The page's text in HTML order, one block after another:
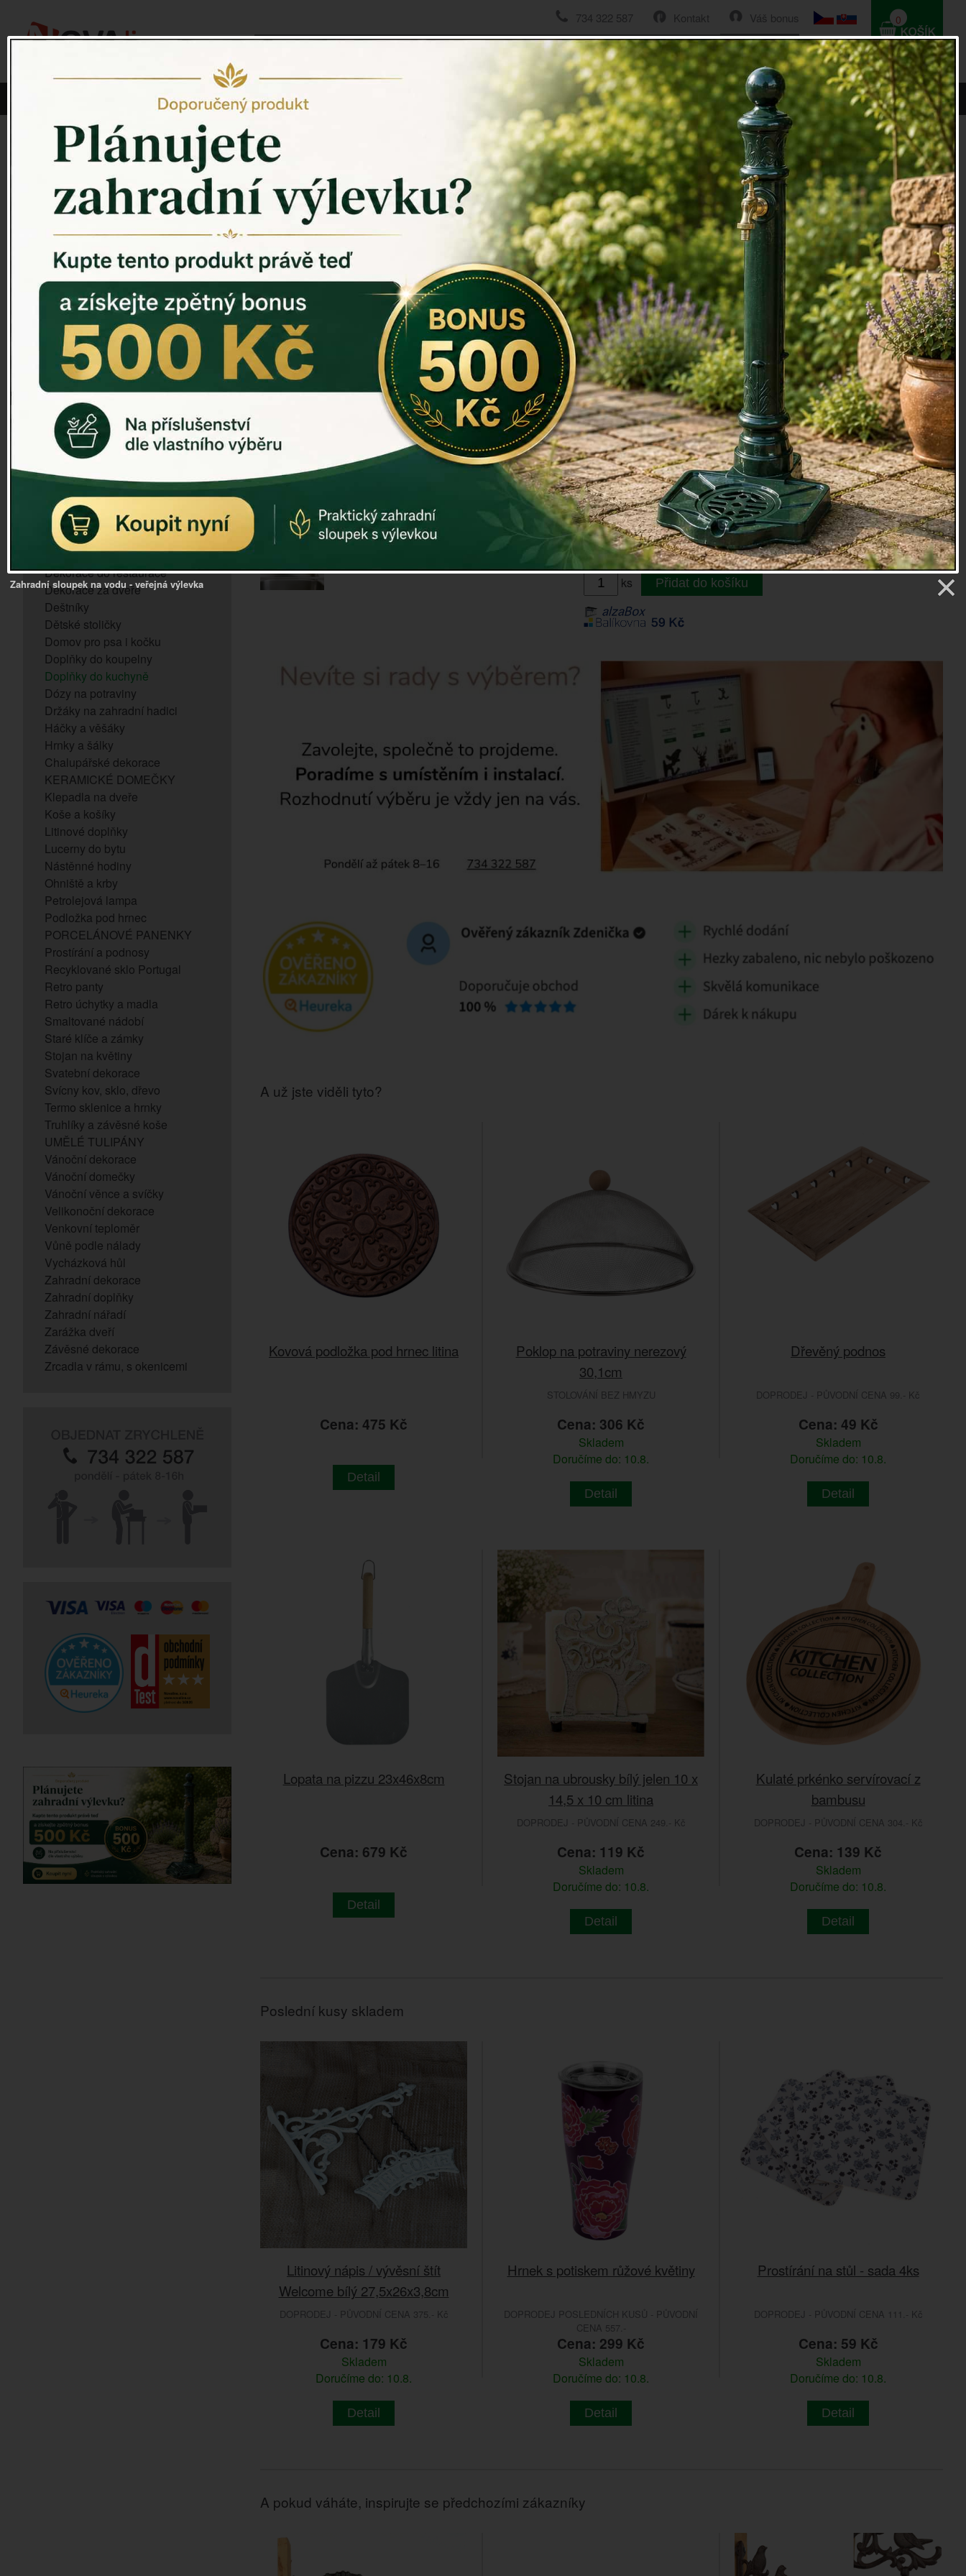
Váš bonus
Kontakt
734 322 587
HLEDAT
0
0 Kč
Vyberte si kategorii: NOVINKY
PÍTKO PRO PTÁKY
ZAHRADNÍ SOCHY
ZAHRADNÍ UMYVADLA
PTAČÍ BUDKY
Litinové škrabáky na boty
DEKORACE NA HROB
RETRO KONZOLE
Domovní čísla - litina
DEKORACE NA ZEĎ
ZVONKOHRA
ZVONY A ZVONKY
PTAČÍ KRMÍTKA
SLUNEČNÍ HODINY
Dózy na brambory a zeleninu
VÝPRODEJ - poslední kusy
Andělé, něžné sošky
Aroma lampy
Buddha soška
BUDKY PRO SÝKORKY
Budky pro vrabce
Bytový textil
Dárky pro muže
Dekorace do bytu
Dekorace do restaurace
Dekorace za dveře
Deštníky
Dětské stoličky
Domov pro psa i kočku
Doplňky do koupelny
Doplňky do kuchyně
Dózy na potraviny
Držáky na zahradní hadici
Háčky a věšáky
Hrnky a šálky
Chalupářské dekorace
KERAMICKÉ DOMEČKY
Klepadla na dveře
Koše a košíky
Litinové doplňky
Lucerny do bytu
Nástěnné hodiny
Ohniště a krby
Petrolejová lampa
Podložka pod hrnec
PORCELÁNOVÉ PANENKY
Prostírání a podnosy
Recyklované sklo Portugal
Retro panty
Retro úchytky a madla
Smaltované nádobí
Staré klíče a zámky
Stojan na květiny
Svatební dekorace
Svícny kov, sklo, dřevo
Termo sklenice a hrnky
Truhlíky a závěsné koše
UMĚLÉ TULIPÁNY
Vánoční dekorace
Vánoční domečky
Vánoční věnce a svíčky
Velikonoční dekorace
Venkovní teploměr
Vůně podle nálady
Vycházková hůl
Zahradní dekorace
Zahradní doplňky
Zahradní nářadí
Zarážka dveří
Závěsné dekorace
Zrcadla v rámu, s okenicemi
Venkovský domov Kovový držák do kuchyně 10.7 x 15.8 x 13 cm
Kovový držák do kuchyně 10.7 x 15.8 x 13 cm
Kovový držákdo kuchyně, vhodný na houbičky a drátěnky
Praktickýkovový držák můžete umístit na zeď poblíž kuchyňského
umyvadla a nechat tak vysušit houbičky a drátěnky bez toho, aniž by
zatuchly.
Rozměry: 10,7 x 15,8 x 13 cm
Materiál: kov
Záruka: 2 roky
Kód:E1065
Další parametry
Cena: 199 Kč
Skladem
Doručíme do: 10.8.
ks
Přidat do košíku
A už jste viděli tyto?
Kovová podložka pod hrnec litina
Cena: 475 Kč
Detail
Poklop na potraviny nerezový
30,1cm
STOLOVÁNÍ BEZ HMYZU
Cena: 306 Kč
Skladem
Doručíme do: 10.8.
Detail
Dřevěný podnos
DOPRODEJ - PŮVODNÍ CENA 99.- Kč
Cena: 49 Kč
Skladem
Doručíme do: 10.8.
Detail
Lopata na pizzu 23x46x8cm
Cena: 679 Kč
Detail
Stojan na ubrousky bílý jelen 10 x
14,5 x 10 cm litina
DOPRODEJ - PŮVODNÍ CENA 249.- Kč
Cena: 119 Kč
Skladem
Doručíme do: 10.8.
Detail
Kulaté prkénko servírovací z
bambusu
DOPRODEJ - PŮVODNÍ CENA 304.- Kč
Cena: 139 Kč
Skladem
Doručíme do: 10.8.
Detail
Poslední kusy skladem
Litinový nápis / vývěsní štít
Welcome bílý 27,5x26x3,8cm
DOPRODEJ - PŮVODNÍ CENA 375.- Kč
Cena: 179 Kč
Skladem
Doručíme do: 10.8.
Detail
Hrnek s potiskem růžové květiny
DOPRODEJ POSLEDNÍCH KUSŮ - PŮVODNÍ
CENA 557.-
Cena: 299 Kč
Skladem
Doručíme do: 10.8.
Detail
Prostírání na stůl - sada 4ks
DOPRODEJ - PŮVODNÍ CENA 111.- Kč
Cena: 59 Kč
Skladem
Doručíme do: 10.8.
Detail
A pokud váháte, inspirujte se předchozími zákazníky
Zahradní sloupek na vodu - veřejná výlevka